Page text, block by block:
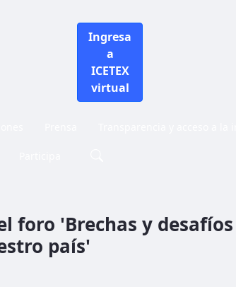
Ingresa
a
ICETEX
virtual
foro 'Brechas y
país'